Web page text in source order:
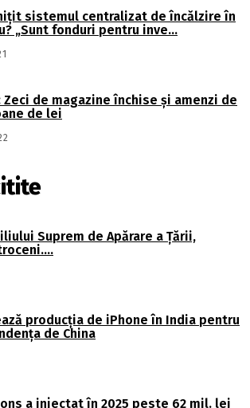
sistemul centralizat de încălzire în
„Sunt fonduri pentru inve…
Zeci de magazine închise și amenzi de
de lei
Suprem de Apărare a Ţării,
producția de iPhone în India pentru
de China
a injectat în 2025 peste 62 mil. lei